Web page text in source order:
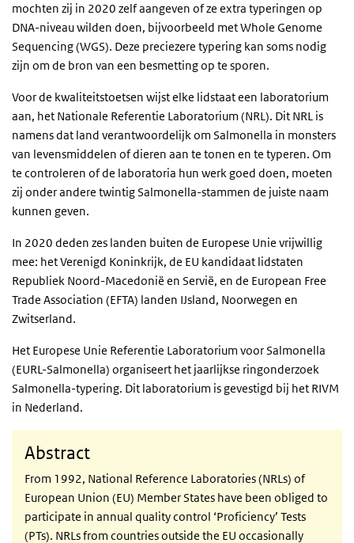
mochten zij in 2020 zelf aangeven of ze extra typeringen op
DNA-niveau wilden doen, bijvoorbeeld met Whole Genome
Sequencing (WGS). Deze preciezere typering kan soms nodig
zijn om de bron van een besmetting op te sporen.
Voor de kwaliteitstoetsen wijst elke lidstaat een laboratorium
aan, het Nationale Referentie Laboratorium (NRL). Dit NRL is
namens dat land verantwoordelijk om Salmonella in monsters
van levensmiddelen of dieren aan te tonen en te typeren. Om
te controleren of de laboratoria hun werk goed doen, moeten
zij onder andere twintig Salmonella-stammen de juiste naam
kunnen geven.
In 2020 deden zes landen buiten de Europese Unie vrijwillig
mee: het Verenigd Koninkrijk, de EU kandidaat lidstaten
Republiek Noord-Macedonië en Servië, en de European Free
Trade Association (EFTA) landen IJsland, Noorwegen en
Zwitserland.
Het Europese Unie Referentie Laboratorium voor Salmonella
(EURL-Salmonella) organiseert het jaarlijkse ringonderzoek
Salmonella-typering. Dit laboratorium is gevestigd bij het RIVM
in Nederland.
Abstract
From 1992, National Reference Laboratories (NRLs) of
European Union (EU) Member States have been obliged to
participate in annual quality control ‘Proficiency’ Tests
(PTs). NRLs from countries outside the EU occasionally